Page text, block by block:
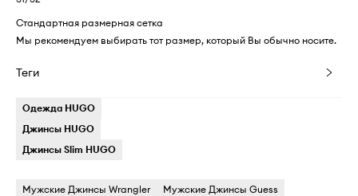
Стандартная размерная сетка
Мы рекомендуем выбирать тот размер, который Вы обычно носите.
Теги
Одежда HUGO
Джинсы HUGO
Джинсы Slim HUGO
Мужские Джинсы Wrangler
Мужские Джинсы Guess